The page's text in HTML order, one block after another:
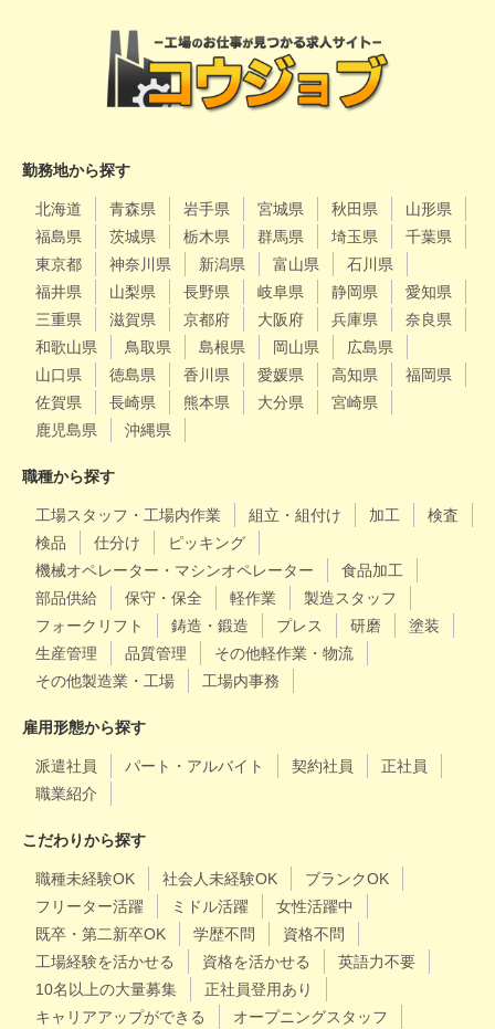
勤務地から探す
北海道 青森県 岩手県 宮城県 秋田県
山形県
福島県
茨城県 栃木県 群馬県 埼玉県
千葉県
東京都
神奈川県 新潟県 富山県
石川県
福井県
山梨県 長野県 岐阜県 静岡県
愛知県
三重県
滋賀県 京都府 大阪府 兵庫県
奈良県
和歌山県
鳥取県 島根県 岡山県
広島県
山口県
徳島県 香川県 愛媛県 高知県
福岡県
佐賀県
長崎県 熊本県 大分県
宮崎県
鹿児島県
沖縄県
職種から探す
工場スタッフ・工場内作業 組立・組付け 加工
検査
検品
仕分け
ピッキング
機械オペレーター・マシンオペレーター
食品加工
部品供給
保守・保全 軽作業
製造スタッフ
フォークリフト
鋳造・鍛造 プレス 研磨
塗装
生産管理
品質管理
その他軽作業・物流
その他製造業・工場
工場内事務
雇用形態から探す
派遣社員 パート・アルバイト 契約社員
正社員
職業紹介
こだわりから探す
職種未経験OK 社会人未経験OK
ブランクOK
フリーター活躍
ミドル活躍
女性活躍中
既卒・第二新卒OK
学歴不問
資格不問
工場経験を活かせる
資格を活かせる
英語力不要
10名以上の大量募集
正社員登用あり
キャリアアップができる
オープニングスタッフ